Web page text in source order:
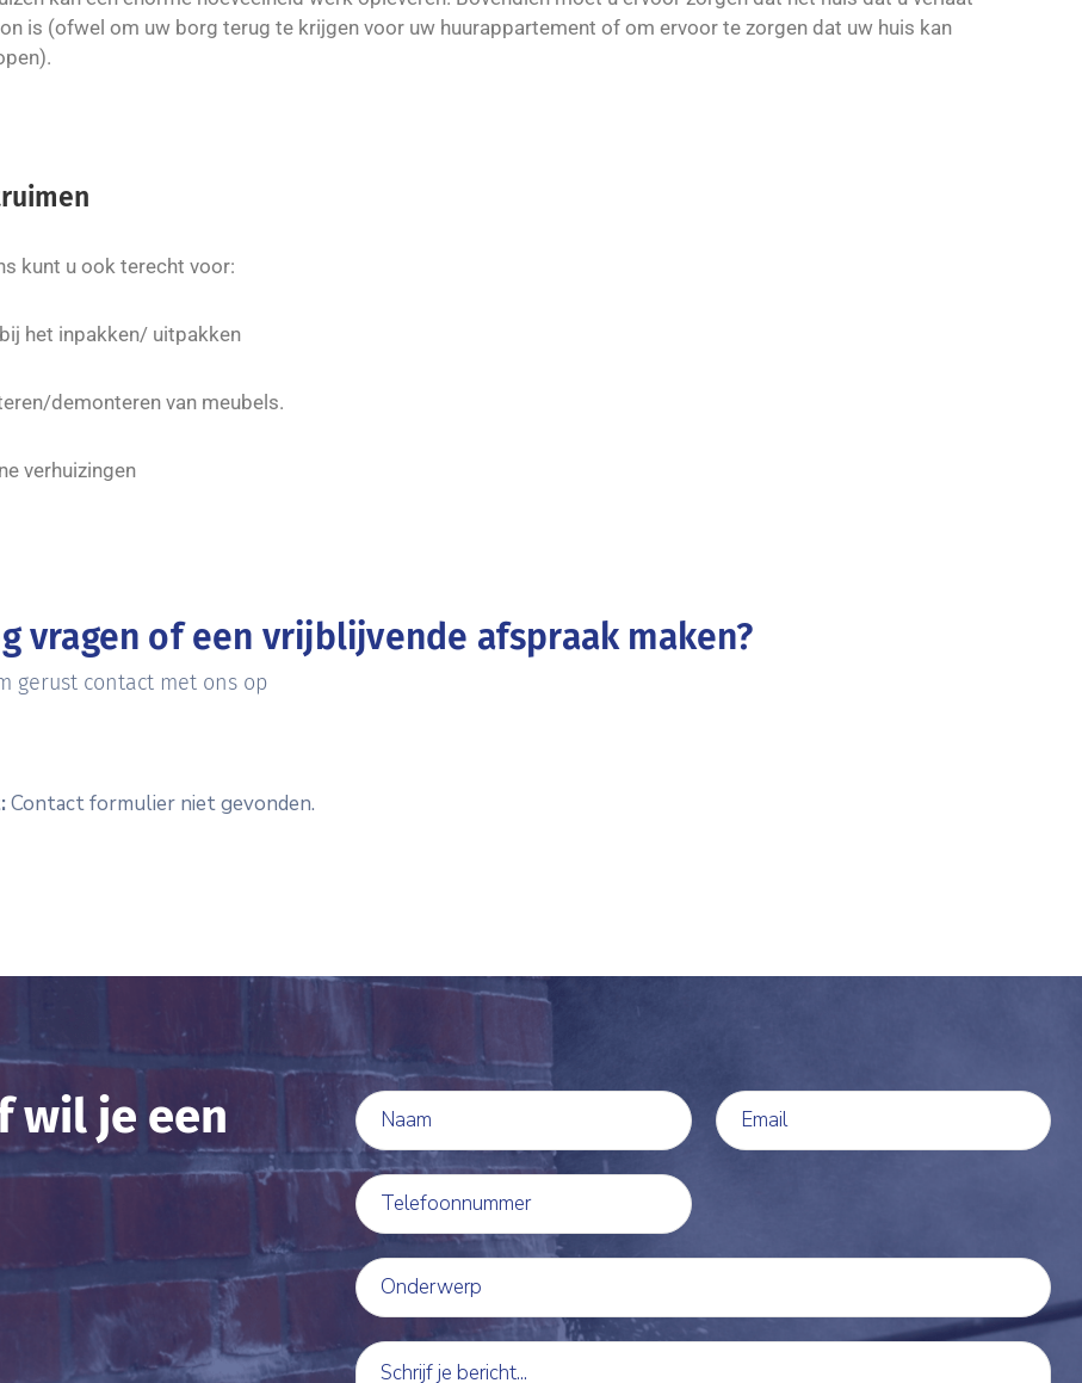
is (ofwel om uw borg terug te krijgen voor uw huurappartement of om ervoor te zorgen dat uw huis kan
kunt u ook terecht voor:
het inpakken/ uitpakken
demonteren van meubels.
verhuizingen
vragen of een vrijblijvende afspraak maken?
gerust contact met ons op
Contact formulier niet gevonden.
wil je een